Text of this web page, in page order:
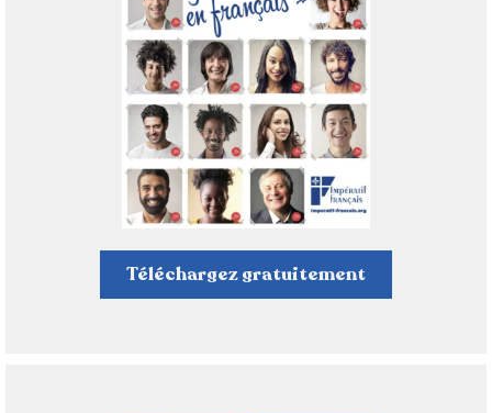
Téléchargez gratuitement